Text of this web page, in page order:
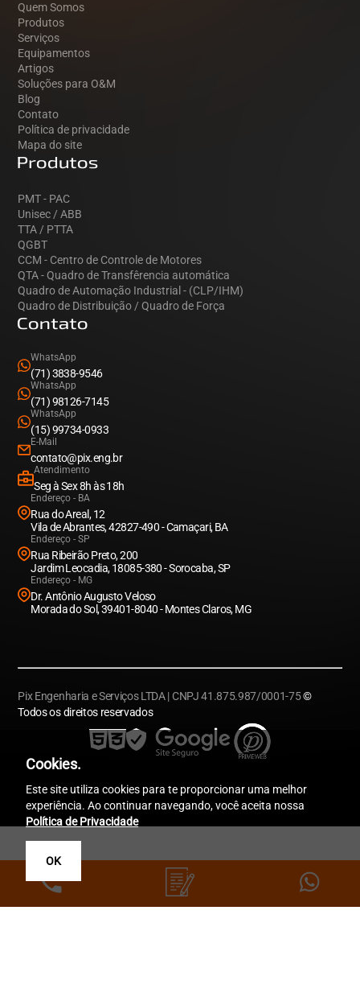
Quem Somos
Produtos
Serviços
Equipamentos
Artigos
Soluções para O&M
Blog
Contato
Política de privacidade
Mapa do site
Produtos
PMT - PAC
Unisec / ABB
TTA / PTTA
QGBT
CCM - Centro de Controle de Motores
QTA - Quadro de Transfêrencia automática
Quadro de Automação Industrial - (CLP/IHM)
Quadro de Distribuição / Quadro de Força
Contato
WhatsApp
(71) 3838-9546
WhatsApp
(71) 98126-7145
WhatsApp
(15) 99734-0933
E-Mail
contato@pix.eng.br
Atendimento
Seg à Sex 8h às 18h
Endereço - BA
Rua do Areal, 12
Vila de Abrantes, 42827-490 - Camaçari, BA
Endereço - SP
Rua Ribeirão Preto, 200
Jardim Leocadia, 18085-380 - Sorocaba, SP
Endereço - MG
Dr. Antônio Augusto Veloso
Morada do Sol, 39401-8040 - Montes Claros, MG
Pix Engenharia e Serviços LTDA | CNPJ 41.875.987/0001-75©
Todos os direitos reservados
Cookies.
Este site utiliza cookies para te proporcionar uma melhor
experiência. Ao continuar navegando, você aceita nossa
Política de Privacidade
OK